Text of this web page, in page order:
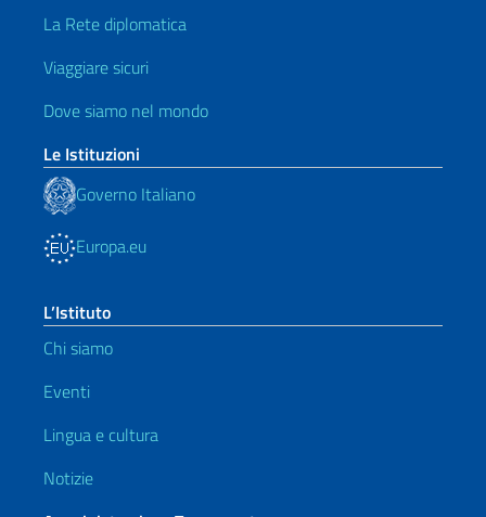
La Rete diplomatica
Viaggiare sicuri
Dove siamo nel mondo
Le Istituzioni
Governo Italiano
Europa.eu
L’Istituto
Chi siamo
Eventi
Lingua e cultura
Notizie